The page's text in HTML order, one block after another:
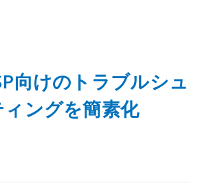
向けのトラブルシュ
ィングを簡素化